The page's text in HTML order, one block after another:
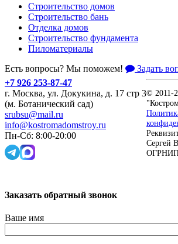
Строительство домов
Строительство бань
Отделка домов
Строительство фундамента
Пиломатериалы
Есть вопросы? Мы поможем!
Задать
+7 926 253-87-47
г. Москва, ул. Докукина, д. 17 стр 3
(м. Ботанический сад)
srubsu@mail.ru
info@kostromadomstroy.ru
Пн-Сб: 8:00-20:00
© 2011-
Сергей
ОГРНИП
Заказать обратный звонок
Ваше имя